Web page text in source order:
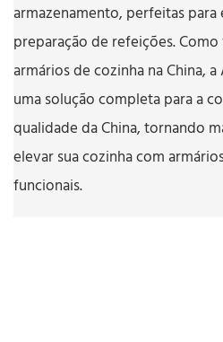
armazenamento, perfeitas
preparação de refeições.
armários de cozinha na China,
uma solução completa para a
qualidade da China, tornando
elevar sua cozinha com
funcionais.